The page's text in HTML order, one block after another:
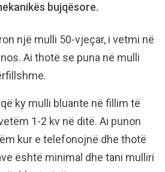
bujqësore.
një mulli 50-vjeçar, i vetmi në
Ai thotë se puna në mulli
ky mulli bluante në fillim të
1-2 kv në ditë. Ai punon
kur e telefonojnë dhe thotë
është minimal dhe tani mulliri